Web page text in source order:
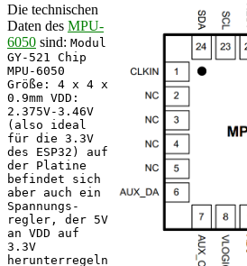
Die technischen
Daten des MPU-
6050 sind: Modul
GY-521 Chip
MPU-6050
Größe: 4 x 4 x
0.9mm VDD:
2.375V-3.46V
(also ideal
für die 3.3V
des ESP32) auf
der Platine
befindet sich
aber auch ein
Spannungs-
regler, der 5V
an VDD auf
3.3V
herunterregeln